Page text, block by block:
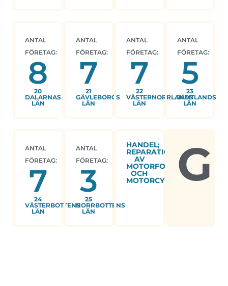
ANTAL
FÖRETAG:
8
20
DALARNAS
LÄN
ANTAL
FÖRETAG:
7
21
GÄVLEBORGS
LÄN
ANTAL
FÖRETAG:
7
22
VÄSTERNORRLANDS
LÄN
ANTAL
FÖRETAG:
5
23
JÄMTLANDS
LÄN
ANTAL
FÖRETAG:
7
24
VÄSTERBOTTENS
LÄN
ANTAL
FÖRETAG:
3
25
NORRBOTTENS
LÄN
HANDEL;
REPARATION
AV
MOTORFORDON
OCH
MOTORCYKLARG